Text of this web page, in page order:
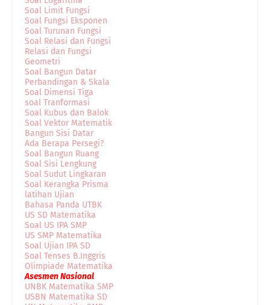
Soal Limit Fungsi
Soal Fungsi Eksponen
Soal Turunan Fungsi
Soal Relasi dan Fungsi
Relasi dan Fungsi
Geometri
Soal Bangun Datar
Perbandingan & Skala
Soal Dimensi Tiga
soal Tranformasi
Soal Kubus dan Balok
Soal Vektor Matematik
Bangun Sisi Datar
Ada Berapa Persegi?
Soal Bangun Ruang
Soal Sisi Lengkung
Soal Sudut Lingkaran
Soal Kerangka Prisma
latihan Ujian
Bahasa Panda UTBK
US SD Matematika
Soal US IPA SMP
US SMP Matematika
Soal Ujian IPA SD
Soal Tenses B.Inggris
Olimpiade Matematika
Asesmen Nasional
UNBK Matematika SMP
USBN Matematika SD